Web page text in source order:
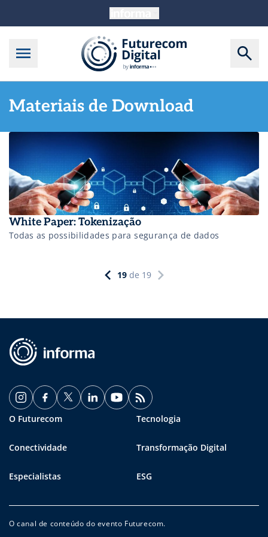
Materiais de Download
White Paper: Tokenização
Todas as possibilidades para segurança de dados
19 de 19
O Futurecom Tecnologia
Conectividade Transformação Digital
Especialistas ESG
O canal de conteúdo do evento Futurecom.